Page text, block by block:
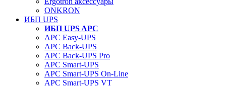
ONKRON
ИБП UPS
ИБП UPS APC
APC Easy-UPS
APC Back-UPS
APC Back-UPS Pro
APC Smart-UPS
APC Smart-UPS On-Line
APC Smart-UPS VT